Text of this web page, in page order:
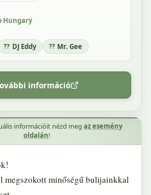
Hungary
DJ Eddy Mr. Gee
információ
információit nézd meg az esemény
oldalán!
megszokott minőségű bulijainkkal